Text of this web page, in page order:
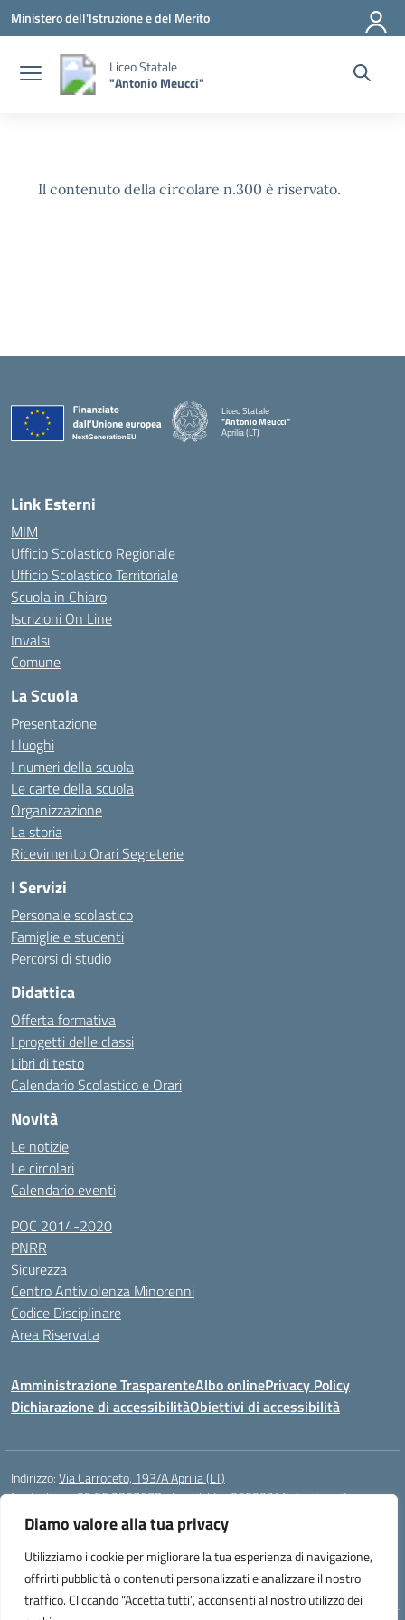
Diamo valore alla tua privacy
Utilizziamo i cookie per migliorare la tua esperienza di navigazione,
offrirti pubblicità o contenuti personalizzati e analizzare il nostro
traffico. Cliccando “Accetta tutti”, acconsenti al nostro utilizzo dei
Vai ai contenuti
Vai al menu di navigazione
Vai al footer
Ministero dell'Istruzione e del Merito
Liceo Statale
"Antonio Meucci"
Il contenuto della circolare n.300 è riservato.
Liceo Statale
"Antonio Meucci"
Aprilia (LT)
Link Esterni
MIM
Ufficio Scolastico Regionale
Ufficio Scolastico Territoriale
Scuola in Chiaro
Iscrizioni On Line
Invalsi
Comune
La Scuola
Presentazione
I luoghi
I numeri della scuola
Le carte della scuola
Organizzazione
La storia
Ricevimento Orari Segreterie
I Servizi
Personale scolastico
Famiglie e studenti
Percorsi di studio
Didattica
Offerta formativa
I progetti delle classi
Libri di testo
Calendario Scolastico e Orari
Novità
Le notizie
Le circolari
Calendario eventi
POC 2014-2020
PNRR
Sicurezza
Centro Antiviolenza Minorenni
Codice Disciplinare
Area Riservata
Amministrazione TrasparenteAlbo onlinePrivacy Policy
Dichiarazione di accessibilitàObiettivi di accessibilità
Indirizzo:Via Carroceto, 193/A Aprilia (LT)
Centralino:+39 06 9257678 Email:Ltps060002@istruzione.it
Posta elettronica certificata (PEC): Ltps060002@pec.istruzione.it
Codice fiscale: 91001930592
Codice meccanografico: LTPS060002